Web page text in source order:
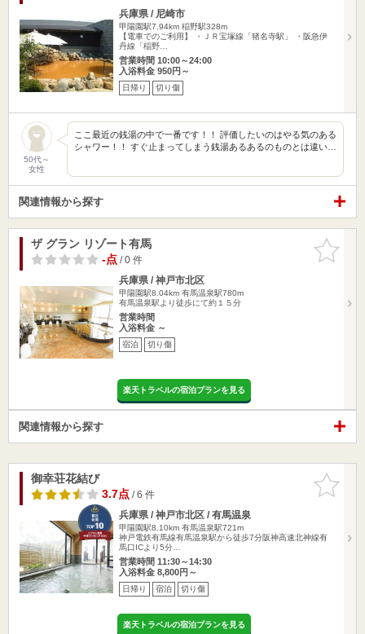
兵庫県 / 尼崎市
甲陽園駅7.94km 稲野駅328m
【電車でのご利用】 ・ＪＲ宝塚線「猪名寺駅」 ・阪急伊
丹線「稲野…
営業時間 10:00～24:00
入浴料金 950円～
日帰り 切り傷
50代～
女性
ここ最近の銭湯の中で一番です！！ 評価したいのはやる気のある
シャワー！！ すぐ止まってしまう銭湯あるあるのものとは違い…
関連情報から探す
お気に入
りに追加
ザ グラン リゾート有馬
-点/ 0 件
兵庫県 / 神戸市北区
甲陽園駅8.04km 有馬温泉駅780m
有馬温泉駅より徒歩にて約１５分
営業時間
入浴料金 ～
宿泊 切り傷
楽天トラベルの宿泊プランを見る
関連情報から探す
お気に入
りに追加
御幸荘花結び
3.7点/ 6 件
兵庫県 / 神戸市北区 / 有馬温泉
甲陽園駅8.10km 有馬温泉駅721m
神戸電鉄有馬線有馬温泉駅から徒歩7分阪神高速北神線有
馬口ICより5分…
営業時間 11:30～14:30
入浴料金 8,800円～
日帰り 宿泊 切り傷
楽天トラベルの宿泊プランを見る